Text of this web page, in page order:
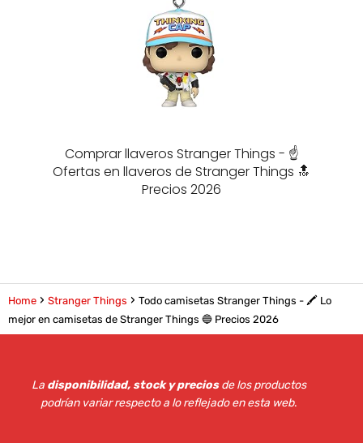
Comprar llaveros Stranger Things - ☝️
Ofertas en llaveros de Stranger Things 🔝
Precios 2026
Home Stranger Things
Todo camisetas Stranger Things - 🖍️ Lo
mejor en camisetas de Stranger Things 🔵 Precios 2026
La disponibilidad, stock y preciosde los productos
podrían variar respecto a lo reflejado en esta web.